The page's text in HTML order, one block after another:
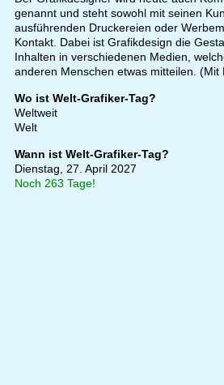
genannt und steht sowohl mit seinen
ausführenden Druckereien oder
Kontakt. Dabei ist Grafikdesign die
Inhalten in verschiedenen Medien,
anderen Menschen etwas mitteilen. (Mit
Wo ist Welt-Grafiker-Tag?
Weltweit
Welt
Wann ist Welt-Grafiker-Tag?
Dienstag, 27. April 2027
Noch 263 Tage!